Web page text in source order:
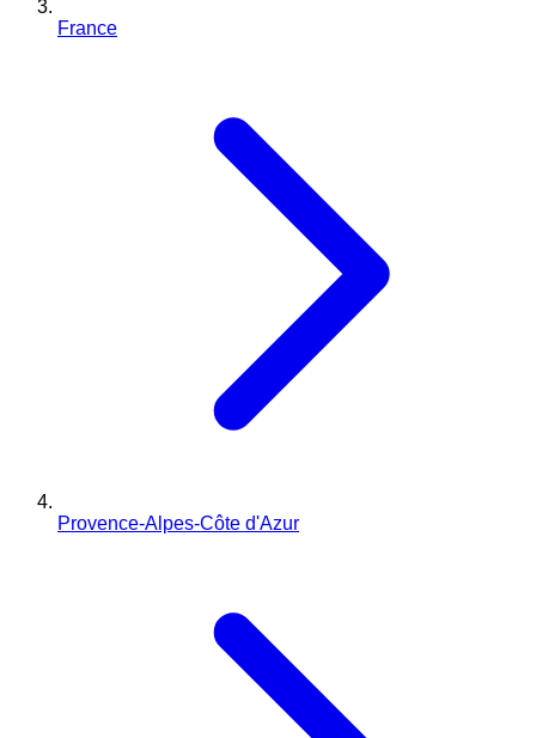
France
Provence-Alpes-Côte d'Azur